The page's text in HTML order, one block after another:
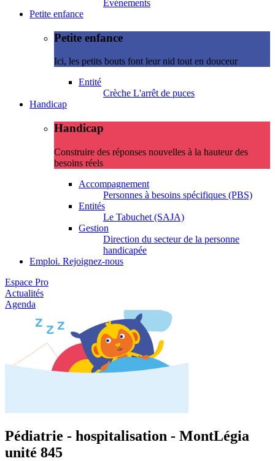
Evénements
Petite enfance
Petite enfance
Ici, les petits bouts font leur nid tout en douceur
Entité
Crèche L'arrêt de puces
Handicap
Handicap
Construire des réponses nouvelles à la hauteur des
besoins réels
Accompagnement
Personnes à besoins spécifiques (PBS)
Entités
Le Tabuchet (SAJA)
Gestion
Direction du secteur de la personne
handicapée
Emploi. Rejoignez-nous
Espace Pro
Actualités
Agenda
Pédiatrie - hospitalisation - MontLégia
unité 845